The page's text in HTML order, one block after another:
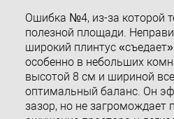
Ошибка №4, из-за которой
полезной площади.
широкий плинтус
особенно в небольших
высотой 8 см и шириной
оптимальный баланс. Он
зазор, но не загромождает